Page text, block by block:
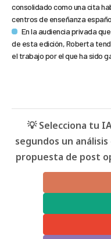
consolidado como una cita
centros de enseñanza
En la audiencia privada
de esta edición, Roberta
el trabajo por el que ha sido
💡 Selecciona tu
segundos un
propuesta de post